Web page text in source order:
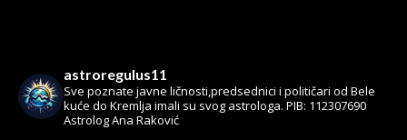
astroregulus11
Sve poznate javne ličnosti,predsednici i političari od Bele
kuće do Kremlja imali su svog astrologa. PIB: 112307690
Astrolog Ana Raković